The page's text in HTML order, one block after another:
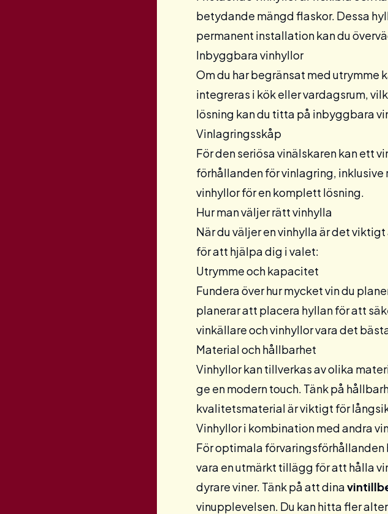
betydande mängd flaskor. Dessa
permanent installation kan du
Inbyggbara vinhyllor
Om du har begränsat med utrymme
integreras i kök eller vardagsrum,
lösning kan du titta på inbyggbara
Vinlagringsskåp
För den seriösa vinälskaren kan ett
förhållanden för vinlagring,
vinhyllor för en komplett lösning.
Hur man väljer rätt vinhylla
När du väljer en vinhylla är det
för att hjälpa dig i valet:
Utrymme och kapacitet
Fundera över hur mycket vin du
planerar att placera hyllan för att
vinkällareoch vinhyllor vara det
Material och hållbarhet
Vinhyllor kan tillverkas av olika
ge en modern touch. Tänk på
kvalitetsmaterial är viktigt för
Vinhyllor i kombination med andra
För optimala förvaringsförhållanden
vara en utmärkt tillägg för att hålla
dyrare viner. Tänk på att dina
vinupplevelsen. Du kan hitta fler